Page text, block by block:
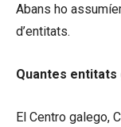
Abans ho
d’entitats.
Quantes entitats
El Centro galego,